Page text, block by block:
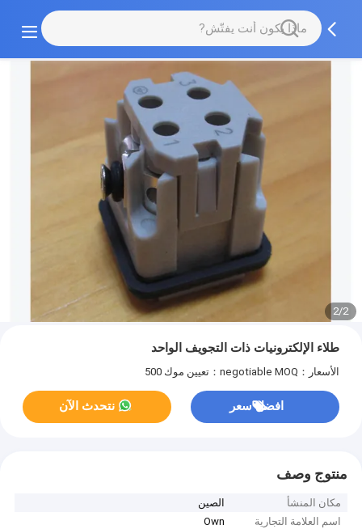
2/2
طلاء الإلكترونيات ذات التجويف الواحد
الأسعار：negotiable MOQ：تعيين موك 500
افضل سعر نتحدث الآن
منتوج وصف
مكان المنشأ
الصين
اسم العلامة التجارية
Own